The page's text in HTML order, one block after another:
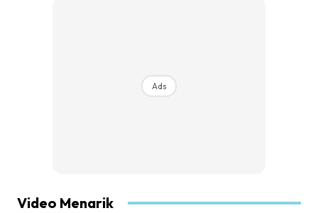
Ads
Video Menarik